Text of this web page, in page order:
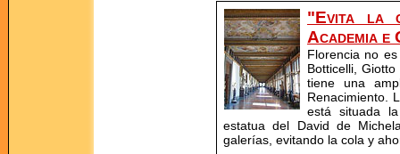
"Evita la
Academia
Florencia no
Botticelli,
tiene una
Renacimiento.
está situada
estatua del David de
galerías, evitando la cola y